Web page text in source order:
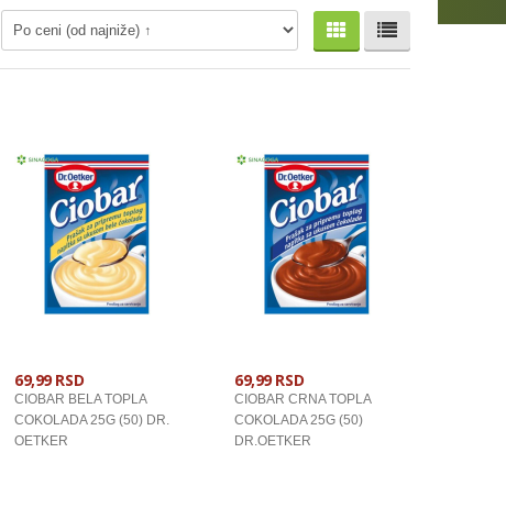
69,99 RSD
CIOBAR BELA TOPLA
COKOLADA 25G (50) DR.
OETKER
69,99 RSD
CIOBAR CRNA TOPLA
COKOLADA 25G (50)
DR.OETKER